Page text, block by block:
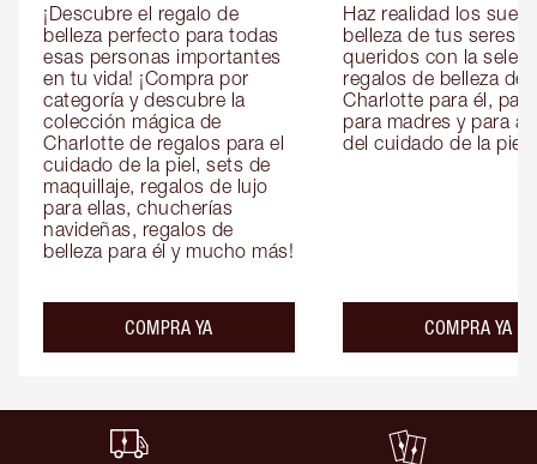
¡Descubre el regalo de
belleza perfecto para todas
esas personas importantes
en tu vida! ¡Compra por
categoría y descubre la
colección mágica de
Charlotte de regalos para el
cuidado de la piel, sets de
maquillaje, regalos de lujo
para ellas, chucherías
navideñas, regalos de
belleza para él y mucho más!
COMPRA YA
Haz realidad los
belleza de tus seres
queridos con la
regalos de belleza de
Charlotte para él,
para madres y para
del cuidado de la piel.
COMPRA YA